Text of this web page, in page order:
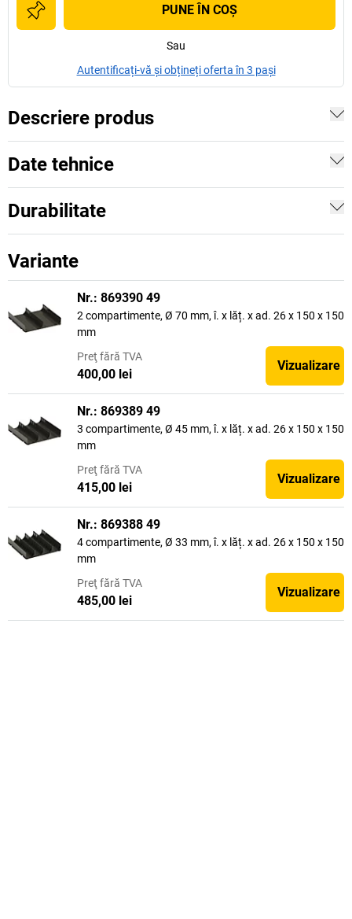
PUNE ÎN COŞ
Sau
Autentificați-vă și obțineți oferta în 3 pași
Descriere produs
Date tehnice
Durabilitate
Variante
Nr.: 869390 49
2 compartimente, Ø 70 mm, î. x lăț. x ad. 26 x 150 x 150
mm
Preţ fără TVA
400,00 lei
Vizualizare
Nr.: 869389 49
3 compartimente, Ø 45 mm, î. x lăț. x ad. 26 x 150 x 150
mm
Preţ fără TVA
415,00 lei
Vizualizare
Nr.: 869388 49
4 compartimente, Ø 33 mm, î. x lăț. x ad. 26 x 150 x 150
mm
Preţ fără TVA
485,00 lei
Vizualizare